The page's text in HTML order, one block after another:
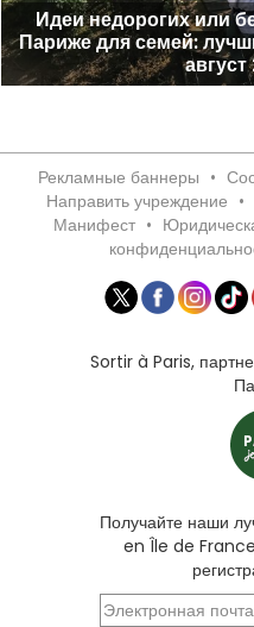
Идеи недорогих или
Париже для семей:
Рекламные баннеры •
Направить учреждение •
Манифест •
Sortir à Paris,
Получайте наши
en Île de